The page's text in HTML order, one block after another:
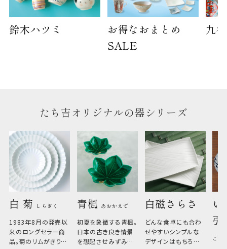
鈴木ハツミ
お得なおまとめ
SALE
九
たち吉オリジナルの器シリーズ
白 菊 しらぎく
1983年8月の発売以
来のロングセラー商
品。菊のリムがきりっ
青楓 あおかえで
初夏を象徴する青楓。
日本の古き良き情景
を想起させみずみず
白磁さらさ
どんな食卓にも合わ
せやすいシンプルな
デザインはもちろん、
い
こひ